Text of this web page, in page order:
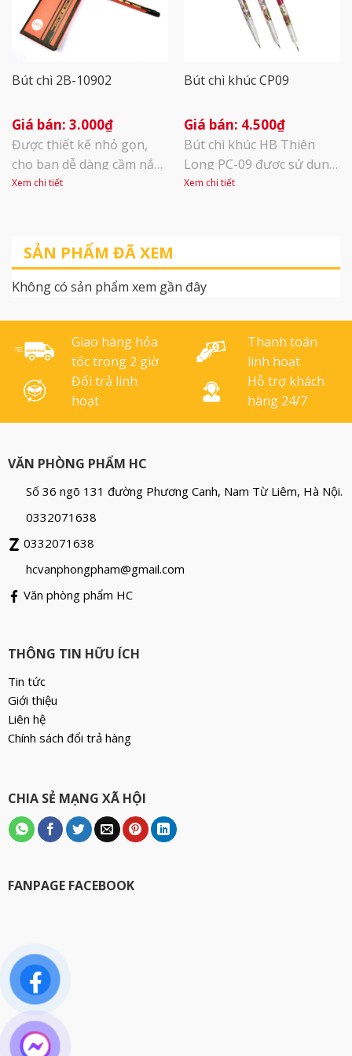
nặn sáp. Hoàn toàn
không độc hại, [...]
Bút chì 2B-10902
3.000₫
Được thiết kế nhỏ gọn,
cho bạn dễ dàng cầm nắm
và điều chỉnh nét vẽ, đồng
tiện dụng. Với tiêu chuẩn
chất lượng an toàn, là sự
lựa chọn hoàn hảo để bạn
chì đậm, mịn [...]
Xem chi tiết
Bút chì khúc CP09
4.500₫
Bút chì khúc HB Thiên
Long PC-09 được sử dụng
phổ biến tại các văn
ứng dụng cao và màu viết
đẹp nên được tin dùng
Ruột bút HB với ưu điểm
cho [...]
Xem chi tiết
SẢN PHẨM ĐÃ XEM
Không có sản phẩm xem gần đây
Giao hàng hỏa
tốc trong 2 giờ
Thanh toán
linh hoạt
Đổi trả linh
hoạt
Hỗ trợ khách
hàng 24/7
VĂN PHÒNG PHẨM HC
Số 36 ngõ 131 đường Phương Canh, Nam Từ Liêm, Hà Nội.
0332071638
0332071638
hcvanphongpham@gmail.com
Văn phòng phẩm HC
THÔNG TIN HỮU ÍCH
Tin tức
Giới thiệu
Liên hệ
Chính sách đổi trả hàng
CHIA SẺ MẠNG XÃ HỘI
FANPAGE FACEBOOK